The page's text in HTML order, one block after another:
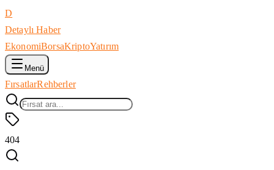
D
Detaylı Haber
EkonomiBorsaKriptoYatırım
Menü
FırsatlarRehberler
404